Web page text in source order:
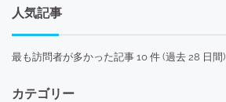
人気記事
最も訪問者が多かった記事 10 件 (過去 28 日間)
カテゴリー